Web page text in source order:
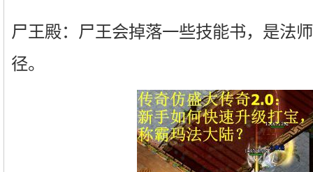
尸王殿：尸王会掉落一些技能书，是法
径。